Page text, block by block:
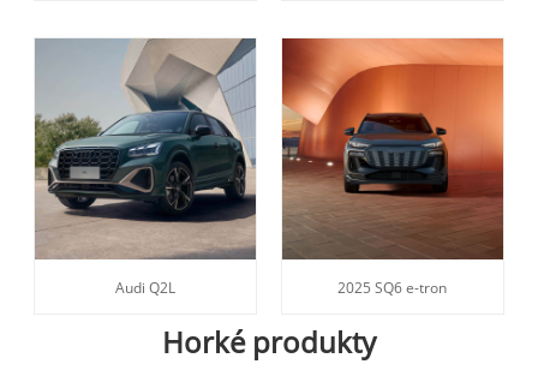
Audi Q2L 2025 SQ6 e-tron
Horké produkty